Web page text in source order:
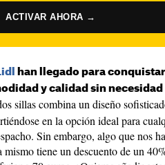
ACTIVAR AHORA →
han llegado para
y calidad sin necesidad
sillas combina un diseño
en la opción ideal para
Sin embargo, algo que nos
mismo tiene un descuento de un